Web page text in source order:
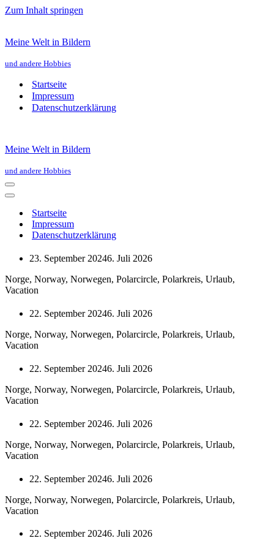
Zum Inhalt springen
Meine Welt in Bildern
und andere Hobbies
Startseite
Impressum
Datenschutzerklärung
Meine Welt in Bildern
und andere Hobbies
Navigationsmenü
Navigationsmenü
Startseite
Impressum
Datenschutzerklärung
23. September 20246. Juli 2026
Norge, Norway, Norwegen, Polarcircle, Polarkreis, Urlaub,
Vacation
22. September 20246. Juli 2026
Norge, Norway, Norwegen, Polarcircle, Polarkreis, Urlaub,
Vacation
22. September 20246. Juli 2026
Norge, Norway, Norwegen, Polarcircle, Polarkreis, Urlaub,
Vacation
22. September 20246. Juli 2026
Norge, Norway, Norwegen, Polarcircle, Polarkreis, Urlaub,
Vacation
22. September 20246. Juli 2026
Norge, Norway, Norwegen, Polarcircle, Polarkreis, Urlaub,
Vacation
22. September 20246. Juli 2026